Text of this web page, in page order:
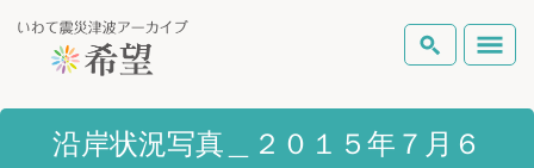
いわて震災津波アーカイブとは 検索
沿岸状況写真＿２０１５年７月６